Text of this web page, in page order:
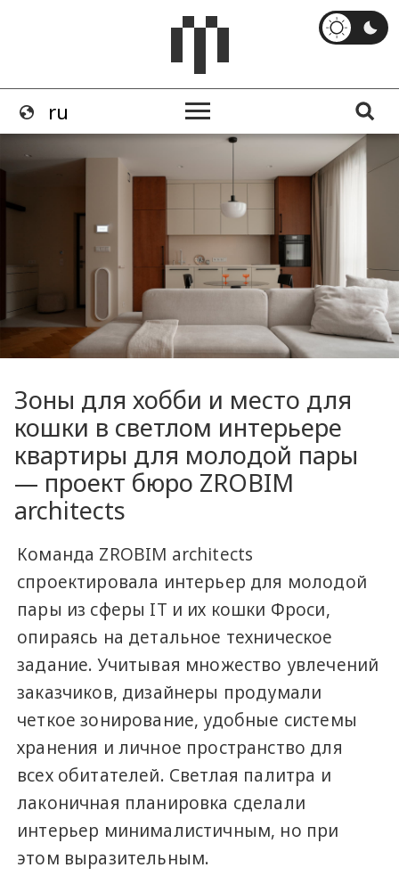
Зоны для хобби и место для
кошки в светлом интерьере
квартиры для молодой пары
— проект бюро ZROBIM
architects
Команда ZROBIM architects
спроектировала интерьер для молодой
пары из сферы IT и их кошки Фроси,
опираясь на детальное техническое
задание. Учитывая множество увлечений
заказчиков, дизайнеры продумали
четкое зонирование, удобные системы
хранения и личное пространство для
всех обитателей. Светлая палитра и
лаконичная планировка сделали
интерьер минималистичным, но при
этом выразительным.